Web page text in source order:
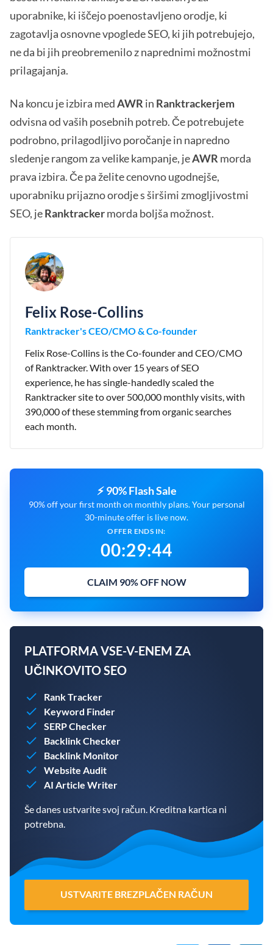
uporabnike, ki iščejo poenostavljeno orodje, ki
zagotavlja osnovne vpoglede SEO, ki jih potrebujejo,
ne da bi jih preobremenilo z naprednimi možnostmi
prilagajanja.
Na koncu je izbira medAWR in Ranktrackerjem
odvisna od vaših posebnih potreb. Če potrebujete
podrobno, prilagodljivo poročanje in napredno
sledenje rangom za velike kampanje, jeAWR morda
prava izbira. Če pa želite cenovno ugodnejše,
uporabniku prijazno orodje s širšimi zmogljivostmi
SEO, jeRanktrackermorda boljša možnost.
Felix Rose-Collins
Ranktracker's CEO/CMO & Co-founder
Felix Rose-Collins is the Co-founder and CEO/CMO
of Ranktracker. With over 15 years of SEO
experience, he has single-handedly scaled the
Ranktracker site to over 500,000 monthly visits, with
390,000 of these stemming from organic searches
each month.
⚡ 90% Flash Sale
90% off your first month on monthly plans. Your personal
30-minute offer is live now.
OFFER ENDS IN:
00:29:43
CLAIM 90% OFF NOW
PLATFORMA VSE-V-ENEM ZA
UČINKOVITO SEO
Rank Tracker
Keyword Finder
SERP Checker
Backlink Checker
Backlink Monitor
Website Audit
AI Article Writer
Še danes ustvarite svoj račun. Kreditna kartica ni
potrebna.
USTVARITE BREZPLAČEN RAČUN